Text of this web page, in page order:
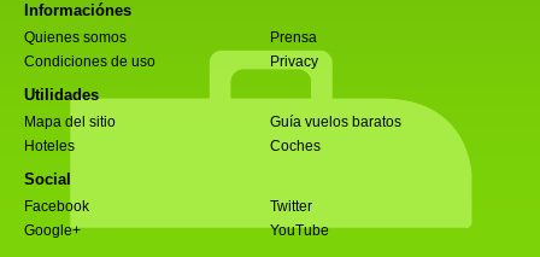
Informaciónes
Quienes somos
Prensa
Condiciones de uso
Privacy
Utilidades
Mapa del sitio
Guía vuelos baratos
Hoteles
Coches
Social
Facebook
Twitter
Google+
YouTube